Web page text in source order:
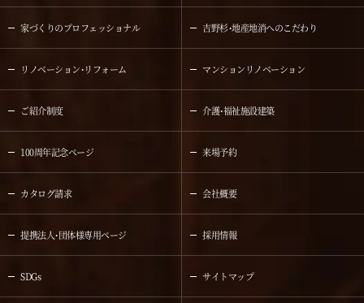
家づくりのプロフェッショナル 吉野杉・地産地消へのこだわり
リノベーション・リフォーム マンションリノベーション
ご紹介制度 介護・福祉施設建築
100周年記念ページ 来場予約
カタログ請求 会社概要
提携法人・団体様専用ページ 採用情報
SDGs サイトマップ